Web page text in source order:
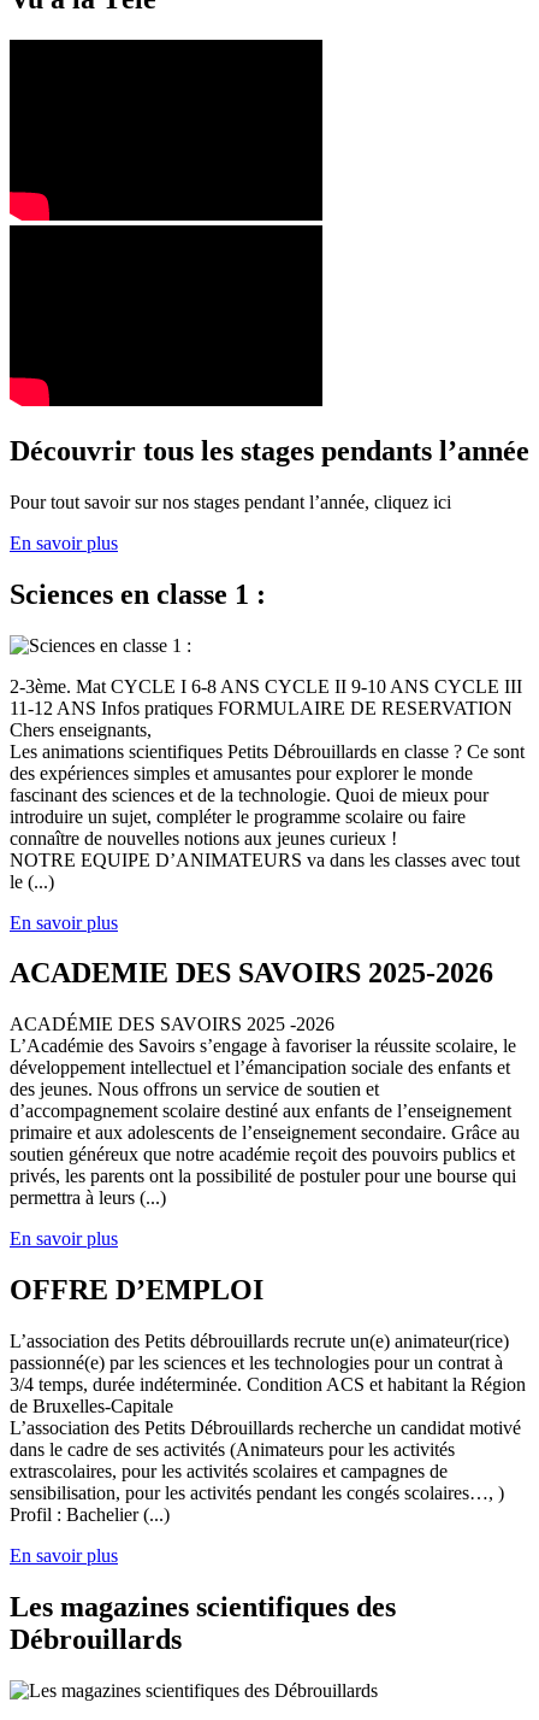
Découvrir tous les stages pendants l’année
Pour tout savoir sur nos stages pendant l’année, cliquez ici
En savoir plus
Sciences en classe 1 :
2-3ème. Mat CYCLE I 6-8 ANS CYCLE II 9-10 ANS CYCLE III
11-12 ANS Infos pratiques FORMULAIRE DE RESERVATION
Chers enseignants,
Les animations scientifiques Petits Débrouillards en classe ? Ce sont
des expériences simples et amusantes pour explorer le monde
fascinant des sciences et de la technologie. Quoi de mieux pour
introduire un sujet, compléter le programme scolaire ou faire
connaître de nouvelles notions aux jeunes curieux !
NOTRE EQUIPE D’ANIMATEURS va dans les classes avec tout
le (...)
En savoir plus
ACADEMIE DES SAVOIRS 2025-2026
ACADÉMIE DES SAVOIRS 2025 -2026
L’Académie des Savoirs s’engage à favoriser la réussite scolaire, le
développement intellectuel et l’émancipation sociale des enfants et
des jeunes. Nous offrons un service de soutien et
d’accompagnement scolaire destiné aux enfants de l’enseignement
primaire et aux adolescents de l’enseignement secondaire. Grâce au
soutien généreux que notre académie reçoit des pouvoirs publics et
privés, les parents ont la possibilité de postuler pour une bourse qui
permettra à leurs (...)
En savoir plus
OFFRE D’EMPLOI
L’association des Petits débrouillards recrute un(e) animateur(rice)
passionné(e) par les sciences et les technologies pour un contrat à
3/4 temps, durée indéterminée. Condition ACS et habitant la Région
de Bruxelles-Capitale
L’association des Petits Débrouillards recherche un candidat motivé
dans le cadre de ses activités (Animateurs pour les activités
extrascolaires, pour les activités scolaires et campagnes de
sensibilisation, pour les activités pendant les congés scolaires…, )
Profil : Bachelier (...)
En savoir plus
Les magazines scientifiques des
Débrouillards